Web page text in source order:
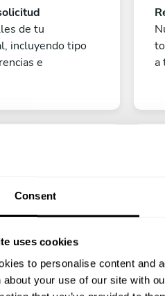
Consent
uses cookies
to personalise content and
about your use of our site with
de tu
incluyendo tipo
e
a
el menú perfecto?